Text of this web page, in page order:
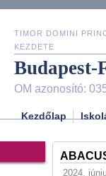
TIMOR DOMINI
KEZDETE
Budapest-
OM azonosító:
Kezdőlap
2024.